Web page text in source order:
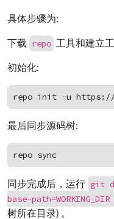
具体步骤为:
下载 repo 工具和建立
初始化:
最后同步源码树:
同步完成后，运行 git
base-path=WORKING_DIR
树所在目录) 。